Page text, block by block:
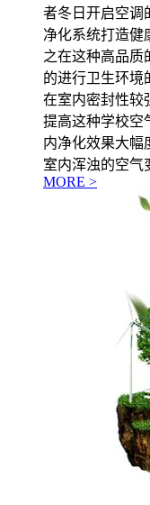
者冬日开启空调
净化系统打造健
之在这种高品质
的进行卫生环境
在室内密封性较
提高这种学校空
内净化效果大幅
室内浑浊的空气
MORE >